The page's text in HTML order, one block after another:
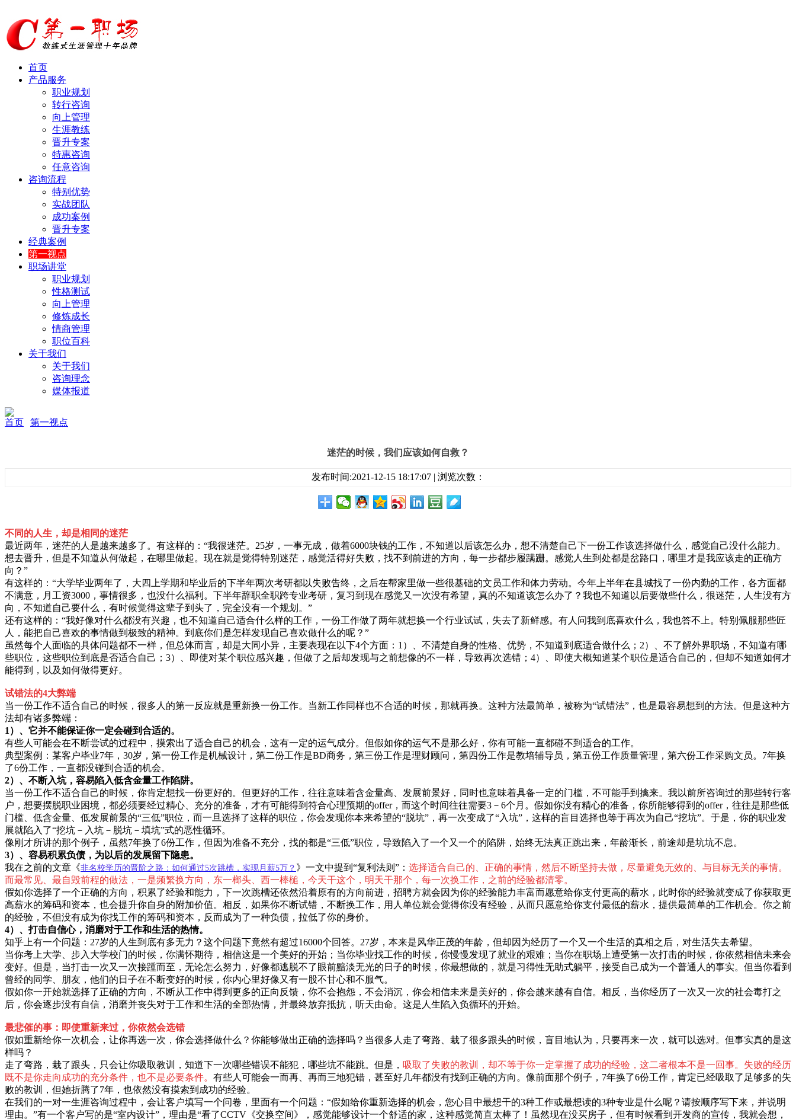
首页
产品服务
职业规划
转行咨询
向上管理
生涯教练
晋升专案
特惠咨询
任意咨询
咨询流程
特别优势
实战团队
成功案例
晋升专案
经典案例
第一视点
职场讲堂
职业规划
性格测试
向上管理
修炼成长
情商管理
职位百科
关于我们
关于我们
咨询理念
媒体报道
首页 第一视点
迷茫的时候，我们应该如何自救？
发布时间:2021-12-15 18:17:07 | 浏览次数：
不同的人生，却是相同的迷茫
最近两年，迷茫的人是越来越多了。有这样的：“我很迷茫。25岁，一事无成，做着6000块钱的工作，不知道以后该怎么办，想不清楚自己下一份工作该选择做什么，感觉自己没什么能力。
想去晋升，但是不知道从何做起，在哪里做起。现在就是觉得特别迷茫，感觉活得好失败，找不到前进的方向，每一步都步履蹒跚。感觉人生到处都是岔路口，哪里才是我应该走的正确方
向？”
有这样的：“大学毕业两年了，大四上学期和毕业后的下半年两次考研都以失败告终，之后在帮家里做一些很基础的文员工作和体力劳动。今年上半年在县城找了一份内勤的工作，各方面都
不满意，月工资3000，事情很多，也没什么福利。下半年辞职全职跨专业考研，复习到现在感觉又一次没有希望，真的不知道该怎么办了？我也不知道以后要做些什么，很迷茫，人生没有方
向，不知道自己要什么，有时候觉得这辈子到头了，完全没有一个规划。”
还有这样的：“我好像对什么都没有兴趣，也不知道自己适合什么样的工作，一份工作做了两年就想换一个行业试试，失去了新鲜感。有人问我到底喜欢什么，我也答不上。特别佩服那些匠
人，能把自己喜欢的事情做到极致的精神。到底你们是怎样发现自己喜欢做什么的呢？”
虽然每个人面临的具体问题都不一样，但总体而言，却是大同小异，主要表现在以下4个方面：1）、不清楚自身的性格、优势，不知道到底适合做什么；2）、不了解外界职场，不知道有哪
些职位，这些职位到底是否适合自己；3）、即使对某个职位感兴趣，但做了之后却发现与之前想像的不一样，导致再次选错；4）、即使大概知道某个职位是适合自己的，但却不知道如何才
能得到，以及如何做得更好。
试错法的4大弊端
当一份工作不适合自己的时候，很多人的第一反应就是重新换一份工作。当新工作同样也不合适的时候，那就再换。这种方法最简单，被称为“试错法”，也是最容易想到的方法。但是这种方
法却有诸多弊端：
1）、它并不能保证你一定会碰到合适的。
有些人可能会在不断尝试的过程中，摸索出了适合自己的机会，这有一定的运气成分。但假如你的运气不是那么好，你有可能一直都碰不到适合的工作。
典型案例：某客户毕业7年，30岁，第一份工作是机械设计，第二份工作是BD商务，第三份工作是理财顾问，第四份工作是教培辅导员，第五份工作质量管理，第六份工作采购文员。7年换
了6份工作，一直都没碰到合适的机会。
2）、不断入坑，容易陷入低含金量工作陷阱。
当一份工作不适合自己的时候，你肯定想找一份更好的。但更好的工作，往往意味着含金量高、发展前景好，同时也意味着具备一定的门槛，不可能手到擒来。我以前所咨询过的那些转行客
户，想要摆脱职业困境，都必须要经过精心、充分的准备，才有可能得到符合心理预期的offer，而这个时间往往需要3－6个月。假如你没有精心的准备，你所能够得到的offer，往往是那些低
门槛、低含金量、低发展前景的“三低”职位，而一旦选择了这样的职位，你会发现你本来希望的“脱坑”，再一次变成了“入坑”，这样的盲目选择也等于再次为自己“挖坑”。于是，你的职业发
展就陷入了“挖坑－入坑－脱坑－填坑”式的恶性循环。
像刚才所讲的那个例子，虽然7年换了6份工作，但因为准备不充分，找的都是“三低”职位，导致陷入了一个又一个的陷阱，始终无法真正跳出来，年龄渐长，前途却是坑坑不息。
3）、容易积累负债，为以后的发展留下隐患。
我在之前的文章《非名校学历的晋阶之路：如何通过5次跳槽，实现月薪5万？ 》一文中提到“复利法则”： 选择适合自己的、正确的事情，然后不断坚持去做，尽量避免无效的、与目标无关的事情。
而最常见、最自毁前程的做法，一是频繁换方向，东一榔头、西一棒槌，今天干这个，明天干那个，每一次换工作，之前的经验都清零。
假如你选择了一个正确的方向，积累了经验和能力，下一次跳槽还依然沿着原有的方向前进，招聘方就会因为你的经验能力丰富而愿意给你支付更高的薪水，此时你的经验就变成了你获取更
高薪水的筹码和资本，也会提升你自身的附加价值。相反，如果你不断试错，不断换工作，用人单位就会觉得你没有经验，从而只愿意给你支付最低的薪水，提供最简单的工作机会。你之前
的经验，不但没有成为你找工作的筹码和资本，反而成为了一种负债，拉低了你的身价。
4）、打击自信心，消磨对于工作和生活的热情。
知乎上有一个问题：27岁的人生到底有多无力？这个问题下竟然有超过16000个回答。27岁，本来是风华正茂的年龄，但却因为经历了一个又一个生活的真相之后，对生活失去希望。
当你考上大学、步入大学校门的时候，你满怀期待，相信这是一个美好的开始；当你毕业找工作的时候，你慢慢发现了就业的艰难；当你在职场上遭受第一次打击的时候，你依然相信未来会
变好。但是，当打击一次又一次接踵而至，无论怎么努力，好像都逃脱不了眼前黯淡无光的日子的时候，你最想做的，就是习得性无助式躺平，接受自己成为一个普通人的事实。但当你看到
曾经的同学、朋友，他们的日子在不断变好的时候，你内心里好像又有一股不甘心和不服气。
假如你一开始就选择了正确的方向，不断从工作中得到更多的正向反馈，你不会抱怨，不会消沉，你会相信未来是美好的，你会越来越有自信。相反，当你经历了一次又一次的社会毒打之
后，你会逐步没有自信，消磨并丧失对于工作和生活的全部热情，并最终放弃抵抗，听天由命。这是人生陷入负循环的开始。
最悲催的事：即使重新来过，你依然会选错
假如重新给你一次机会，让你再选一次，你会选择做什么？你能够做出正确的选择吗？当很多人走了弯路、栽了很多跟头的时候，盲目地认为，只要再来一次，就可以选对。但事实真的是这
样吗？
走了弯路，栽了跟头，只会让你吸取教训，知道下一次哪些错误不能犯，哪些坑不能跳。但是， 吸取了失败的教训，却不等于你一定掌握了成功的经验，这二者根本不是一回事。失败的经历
既不是你走向成功的充分条件，也不是必要条件。 有些人可能会一而再、再而三地犯错，甚至好几年都没有找到正确的方向。像前面那个例子，7年换了6份工作，肯定已经吸取了足够多的失
败的教训，但她折腾了7年，也依然没有摸索到成功的经验。
在我们的一对一生涯咨询过程中，会让客户填写一个问卷，里面有一个问题：“假如给你重新选择的机会，您心目中最想干的3种工作或最想读的3种专业是什么呢？请按顺序写下来，并说明
理由。”有一个客户写的是“室内设计”，理由是“看了CCTV《交换空间》，感觉能够设计一个舒适的家，这种感觉简直太棒了！虽然现在没买房子，但有时候看到开发商的宣传，我就会想，